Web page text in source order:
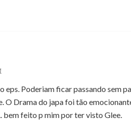
eps. Poderiam ficar passando sem
O Drama do japa foi tão
bem feito p mim por ter visto Glee.